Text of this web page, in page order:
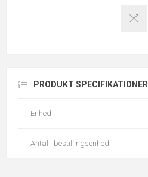
PRODUKT SPECIFIKATIONER
Enhed
Antal i bestillingsenhed